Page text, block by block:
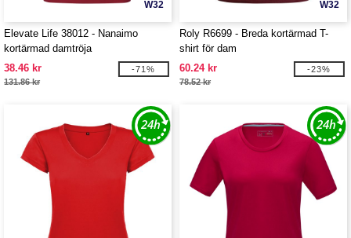
W32
Elevate Life 38012 - Nanaimo
kortärmad damtröja
38.46 kr
131.86 kr
-71%
W32
Roly R6699 - Breda kortärmad T-
shirt för dam
60.24 kr
78.52 kr
-23%